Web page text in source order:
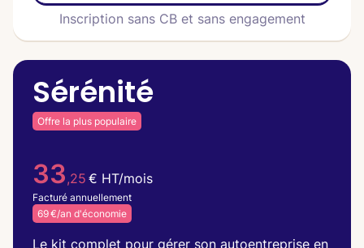
Inscription sans CB et sans engagement
Sérénité
Offre la plus populaire
33,25 € HT/mois
Facturé annuellement
69 €/an d'économie
Le kit complet pour gérer son autoentreprise en